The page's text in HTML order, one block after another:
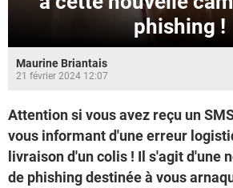
phishing !
Maurine Briantais
21 février 2024 12:07
Attention si vous avez reçu un
vous informant d'une erreur
livraison d'un colis ! Il s'agit d'une
de phishing destinée à vous